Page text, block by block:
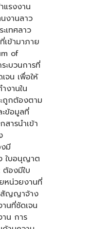
รงงาน
งานลาว
เทศลาว
เข้ามาภาย
of
ะบวนการที่
จน เพื่อให้
งานใน
ถูกต้องตาม
ข้อมูลที่
สารนำเข้า
มี
ใบอนุญาต
องมีใบ
หน่วยงานที่
สัญญาจ้าง
นที่ชัดเจน
าน การ